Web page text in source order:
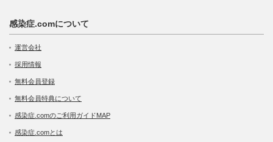
感染症.comについて
運営会社
採用情報
無料会員登録
無料会員特典について
感染症.comのご利用ガイドMAP
感染症.comとは